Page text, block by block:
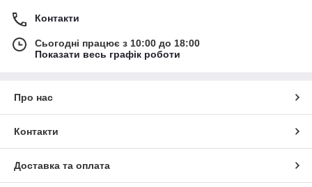
Контакти
Сьогодні працює з 10:00 до 18:00
Показати весь графік роботи
Про нас
Контакти
Доставка та оплата